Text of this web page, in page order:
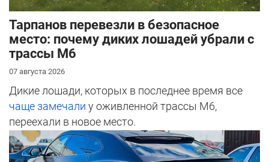
Тарпанов перевезли в безопасное
место: почему диких лошадей убрали с
трассы М6
07 августа 2026
Дикие лошади, которых в последнее время все
чаще замечали у оживленной трассы М6,
переехали в новое место.